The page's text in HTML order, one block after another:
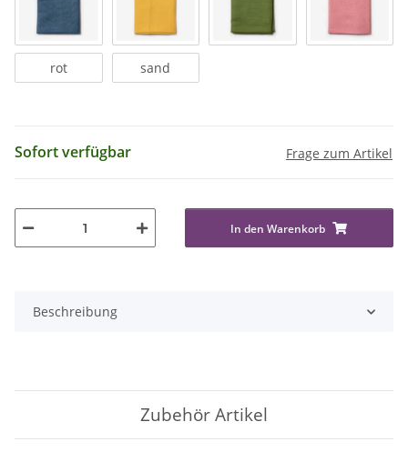
rot sand
Sofort verfügbar Frage zum Artikel
In den Warenkorb
Beschreibung
Zubehör Artikel